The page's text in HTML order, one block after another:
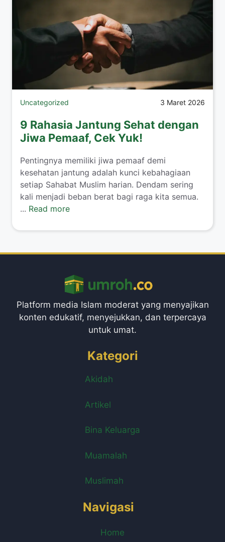
Uncategorized 3 Maret 2026
9 Rahasia Jantung Sehat dengan
Jiwa Pemaaf, Cek Yuk!
Pentingnya memiliki jiwa pemaaf demi
kesehatan jantung adalah kunci kebahagiaan
setiap Sahabat Muslim harian. Dendam sering
kali menjadi beban berat bagi raga kita semua.
... Read more
Platform media Islam moderat yang menyajikan
konten edukatif, menyejukkan, dan terpercaya
untuk umat.
Kategori
Akidah
Artikel
Bina Keluarga
Muamalah
Muslimah
Navigasi
Home